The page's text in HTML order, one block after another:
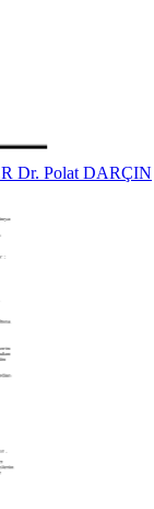
Dr. Polat DARÇIN